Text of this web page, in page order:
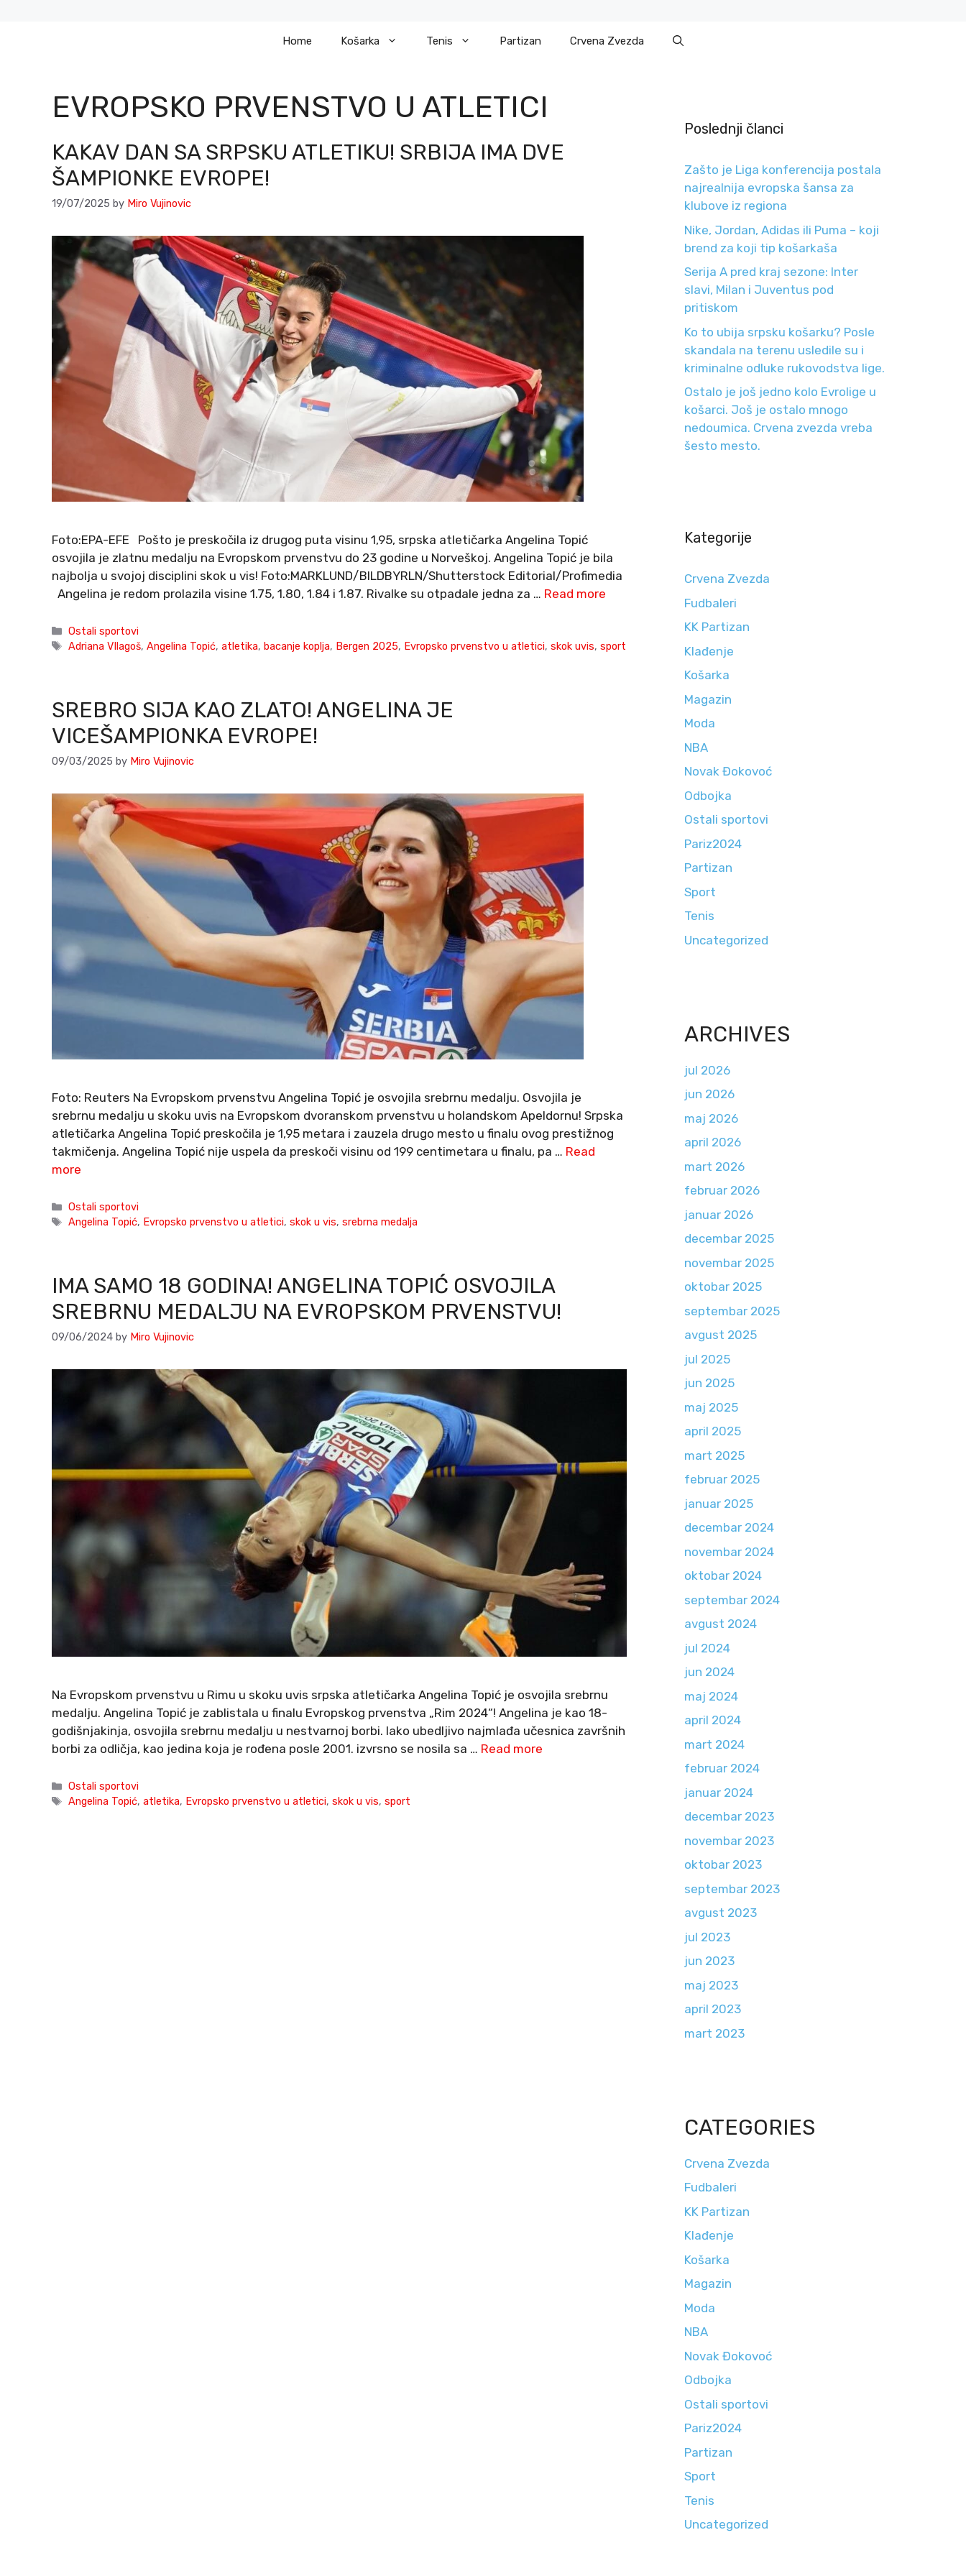
Home Košarka Tenis Partizan Crvena Zvezda
EVROPSKO PRVENSTVO U ATLETICI
KAKAV DAN SA SRPSKU ATLETIKU! SRBIJA IMA DVE
ŠAMPIONKE EVROPE!
19/07/2025 by Miro Vujinovic
Foto:EPA-EFE Pošto je preskočila iz drugog puta visinu 1,95, srpska atletičarka Angelina Topić
osvojila je zlatnu medalju na Evropskom prvenstvu do 23 godine u Norveškoj. Angelina Topić je bila
najbolja u svojoj disciplini skok u vis! Foto:MARKLUND/BILDBYRLN/Shutterstock Editorial/Profimedia
Angelina je redom prolazila visine 1.75, 1.80, 1.84 i 1.87. Rivalke su otpadale jedna za … Read more
Categories
Ostali sportovi
Tags
Adriana VIlagoš,Angelina Topić,atletika,bacanje koplja, Bergen 2025, Evropsko prvenstvo u atletici,skok uvis,sport
SREBRO SIJA KAO ZLATO! ANGELINA JE
VICEŠAMPIONKA EVROPE!
09/03/2025 by Miro Vujinovic
Foto: Reuters Na Evropskom prvenstvu Angelina Topić je osvojila srebrnu medalju. Osvojila je
srebrnu medalju u skoku uvis na Evropskom dvoranskom prvenstvu u holandskom Apeldornu! Srpska
atletičarka Angelina Topić preskočila je 1,95 metara i zauzela drugo mesto u finalu ovog prestižnog
takmičenja. Angelina Topić nije uspela da preskoči visinu od 199 centimetara u finalu, pa … Read
more
Categories
Ostali sportovi
Tags
Angelina Topić, Evropsko prvenstvo u atletici,skok u vis,srebrna medalja
IMA SAMO 18 GODINA! ANGELINA TOPIĆ OSVOJILA
SREBRNU MEDALJU NA EVROPSKOM PRVENSTVU!
09/06/2024 by Miro Vujinovic
Na Evropskom prvenstvu u Rimu u skoku uvis srpska atletičarka Angelina Topić je osvojila srebrnu
medalju. Angelina Topić je zablistala u finalu Evropskog prvenstva „Rim 2024“! Angelina je kao 18-
godišnjakinja, osvojila srebrnu medalju u nestvarnoj borbi. Iako ubedljivo najmlađa učesnica završnih
borbi za odličja, kao jedina koja je rođena posle 2001. izvrsno se nosila sa … Read more
Categories
Ostali sportovi
Tags
Angelina Topić,atletika, Evropsko prvenstvo u atletici,skok u vis,sport
Poslednji članci
Zašto je Liga konferencija postala
najrealnija evropska šansa za
klubove iz regiona
Nike, Jordan, Adidas ili Puma – koji
brend za koji tip košarkaša
Serija A pred kraj sezone: Inter
slavi, Milan i Juventus pod
pritiskom
Ko to ubija srpsku košarku? Posle
skandala na terenu usledile su i
kriminalne odluke rukovodstva lige.
Ostalo je još jedno kolo Evrolige u
košarci. Još je ostalo mnogo
nedoumica. Crvena zvezda vreba
šesto mesto.
Kategorije
Crvena Zvezda
Fudbaleri
KK Partizan
Klađenje
Košarka
Magazin
Moda
NBA
Novak Đokovoć
Odbojka
Ostali sportovi
Pariz2024
Partizan
Sport
Tenis
Uncategorized
ARCHIVES
jul 2026
jun 2026
maj 2026
april 2026
mart 2026
februar 2026
januar 2026
decembar 2025
novembar 2025
oktobar 2025
septembar 2025
avgust 2025
jul 2025
jun 2025
maj 2025
april 2025
mart 2025
februar 2025
januar 2025
decembar 2024
novembar 2024
oktobar 2024
septembar 2024
avgust 2024
jul 2024
jun 2024
maj 2024
april 2024
mart 2024
februar 2024
januar 2024
decembar 2023
novembar 2023
oktobar 2023
septembar 2023
avgust 2023
jul 2023
jun 2023
maj 2023
april 2023
mart 2023
CATEGORIES
Crvena Zvezda
Fudbaleri
KK Partizan
Klađenje
Košarka
Magazin
Moda
NBA
Novak Đokovoć
Odbojka
Ostali sportovi
Pariz2024
Partizan
Sport
Tenis
Uncategorized